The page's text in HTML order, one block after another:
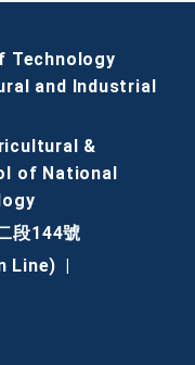
Technology
and Industrial
&
of National
段144號
Line)